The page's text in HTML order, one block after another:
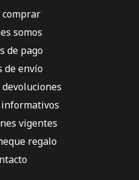
comprar
somos
de pago
de envío
vigentes
regalo